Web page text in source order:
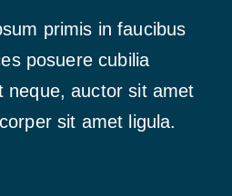
primis in faucibus
posuere cubilia
neque, auctor sit amet
sit amet ligula.